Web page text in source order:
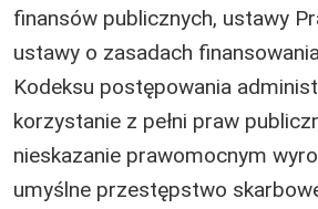
finansów publicznych, ustawy
ustawy o zasadach
Kodeksu postępowania
korzystanie z pełni praw
nieskazanie prawomocnym
umyślne przestępstwo